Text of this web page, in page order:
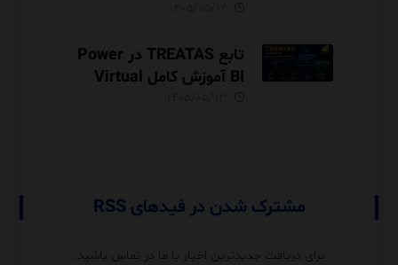
تابع TREATAS در Power
BI آموزش کامل Virtual
مشترک شدن در فیدهای RSS
برای دریافت جدیدترین اخبار با ما در تماس باشید.